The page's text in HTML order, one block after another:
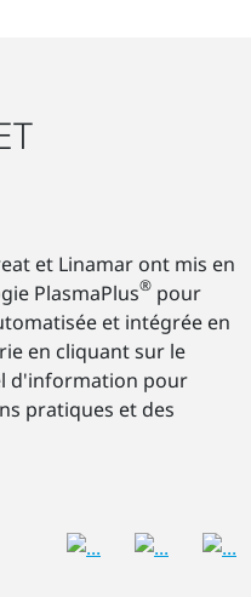
et Linamar ont mis en
PlasmaPlus® pour
et intégrée en
en cliquant sur le
d'information pour
pratiques et des